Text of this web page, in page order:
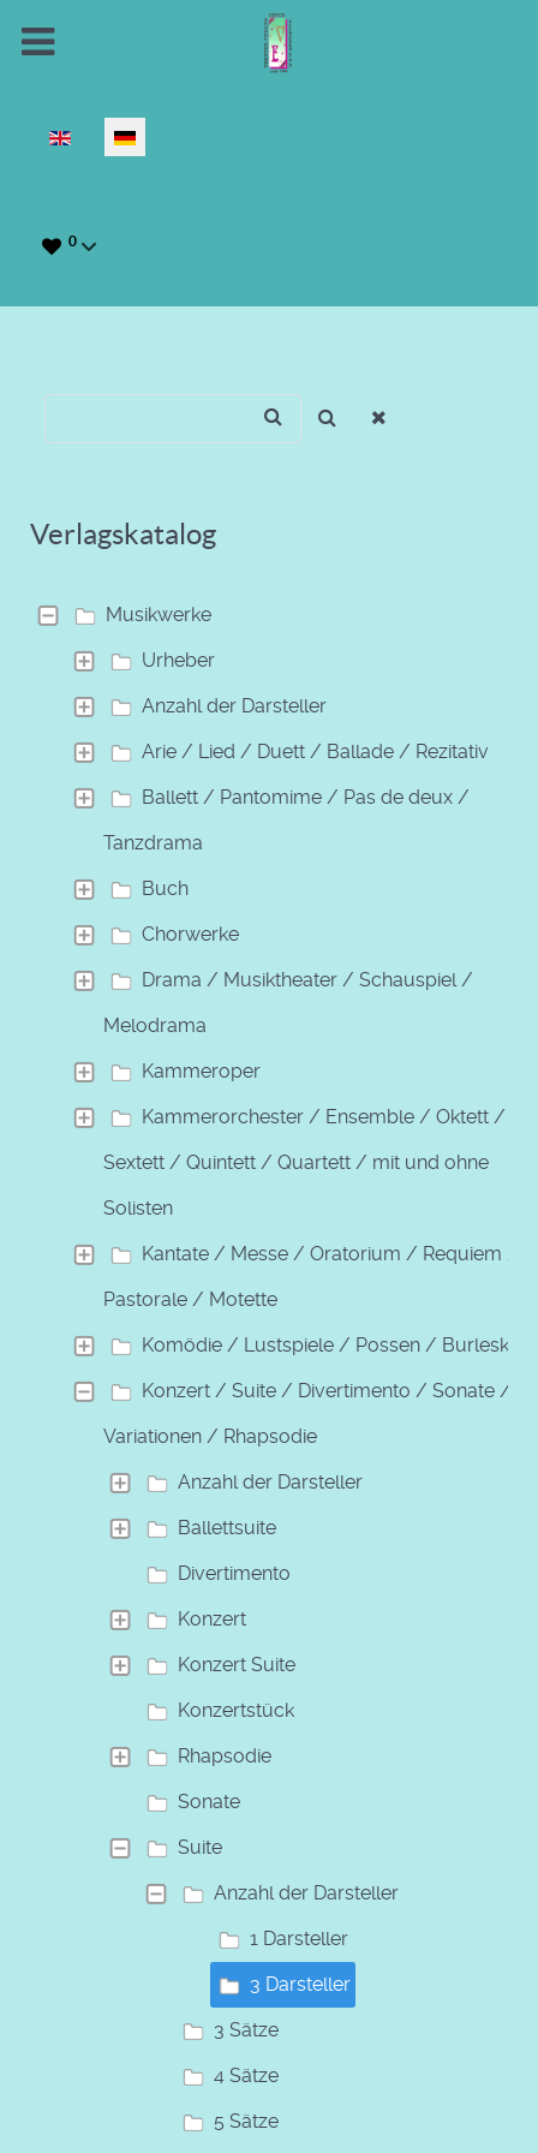
Sprache auswählen
0
Verlagskatalog
Musikwerke
Urheber
Anzahl der Darsteller
Arie / Lied / Duett / Ballade / Rezitativ
Ballett / Pantomime / Pas de deux /
Tanzdrama
Buch
Chorwerke
Drama / Musiktheater / Schauspiel /
Melodrama
Kammeroper
Kammerorchester / Ensemble / Oktett /
Sextett / Quintett / Quartett / mit und ohne
Solisten
Kantate / Messe / Oratorium / Requiem /
Pastorale / Motette
Komödie / Lustspiele / Possen / Burleske
Konzert / Suite / Divertimento / Sonate /
Variationen / Rhapsodie
Anzahl der Darsteller
Ballettsuite
Divertimento
Konzert
Konzert Suite
Konzertstück
Rhapsodie
Sonate
Suite
Anzahl der Darsteller
1 Darsteller
3 Darsteller
3 Sätze
4 Sätze
5 Sätze